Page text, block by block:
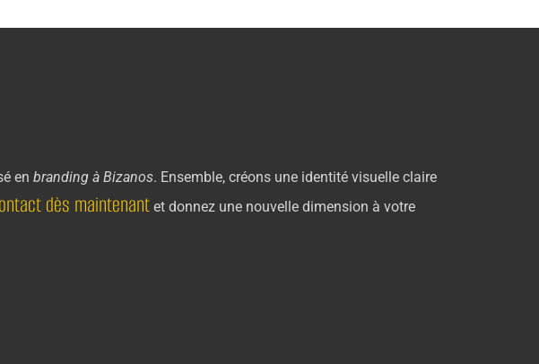
en branding à Bizanos. Ensemble, créons une identité visuelle claire
dès maintenant et donnez une nouvelle dimension à votre